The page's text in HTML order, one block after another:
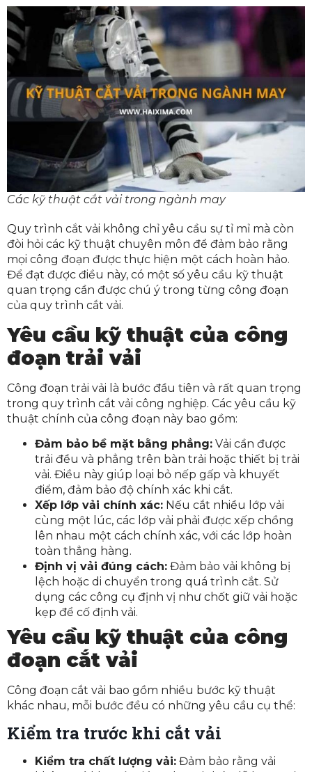
Các kỹ thuật cắt vải trong ngành may
Quy trình cắt vải không chỉ yêu cầu sự tỉ mỉ mà còn
đòi hỏi các kỹ thuật chuyên môn để đảm bảo rằng
mọi công đoạn được thực hiện một cách hoàn hảo.
Để đạt được điều này, có một số yêu cầu kỹ thuật
quan trọng cần được chú ý trong từng công đoạn
của quy trình cắt vải.
Yêu cầu kỹ thuật của công
đoạn trải vải
Công đoạn trải vải là bước đầu tiên và rất quan trọng
trong quy trình cắt vải công nghiệp. Các yêu cầu kỹ
thuật chính của công đoạn này bao gồm:
Đảm bảo bề mặt bằng phẳng: Vải cần được
trải đều và phẳng trên bàn trải hoặc thiết bị trải
vải. Điều này giúp loại bỏ nếp gấp và khuyết
điểm, đảm bảo độ chính xác khi cắt.
Xếp lớp vải chính xác: Nếu cắt nhiều lớp vải
cùng một lúc, các lớp vải phải được xếp chồng
lên nhau một cách chính xác, với các lớp hoàn
toàn thẳng hàng.
Định vị vải đúng cách: Đảm bảo vải không bị
lệch hoặc di chuyển trong quá trình cắt. Sử
dụng các công cụ định vị như chốt giữ vải hoặc
kẹp để cố định vải.
Yêu cầu kỹ thuật của công
đoạn cắt vải
Công đoạn cắt vải bao gồm nhiều bước kỹ thuật
khác nhau, mỗi bước đều có những yêu cầu cụ thể:
Kiểm tra trước khi cắt vải
Kiểm tra chất lượng vải: Đảm bảo rằng vải